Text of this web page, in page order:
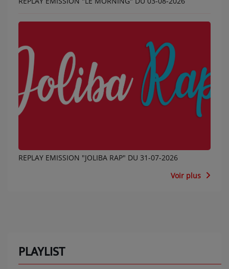
REPLAY EMISSION "JOLIBA RAP" DU 31-07-2026
Voir plus
PLAYLIST